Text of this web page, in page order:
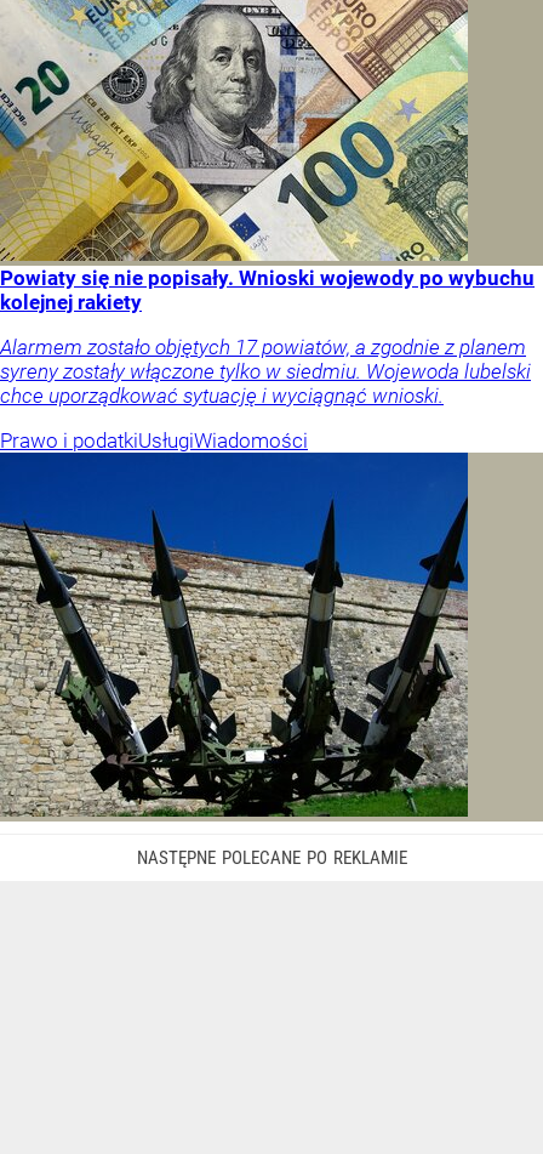
Powiaty się nie popisały. Wnioski wojewody po wybuchu
kolejnej rakiety
Alarmem zostało objętych 17 powiatów, a zgodnie z planem
syreny zostały włączone tylko w siedmiu. Wojewoda lubelski
chce uporządkować sytuację i wyciągnąć wnioski.
Prawo i podatkiUsługiWiadomości